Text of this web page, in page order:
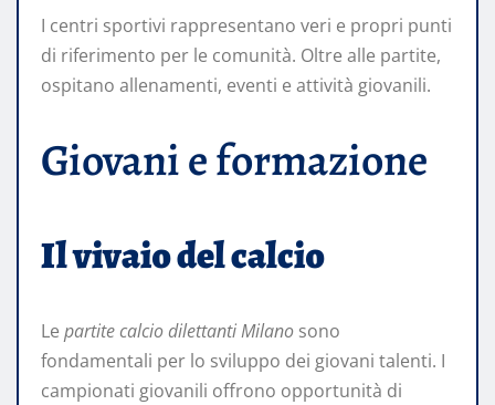
I centri sportivi rappresentano veri e propri punti
di riferimento per le comunità. Oltre alle partite,
ospitano allenamenti, eventi e attività giovanili.
Giovani e formazione
Il vivaio del calcio
Le partite calcio dilettanti Milano sono
fondamentali per lo sviluppo dei giovani talenti. I
campionati giovanili offrono opportunità di